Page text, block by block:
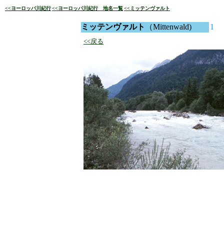
<<ヨーロッパ川紀行<<ヨーロッパ川紀行 地名一覧<<ミッテンヴァルト
ミッテンヴァルト （Mittenwald) 1
<<戻る